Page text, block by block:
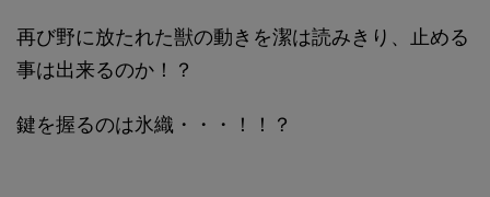
再び野に放たれた獣の動きを潔は読みきり、止める
事は出来るのか！？
鍵を握るのは氷織・・・！！？